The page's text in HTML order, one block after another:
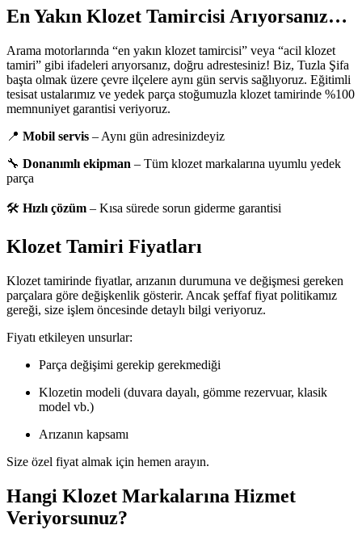
En Yakın Klozet Tamircisi Arıyorsanız…
Arama motorlarında “en yakın klozet tamircisi” veya “acil klozet
tamiri” gibi ifadeleri arıyorsanız, doğru adrestesiniz! Biz, Tuzla Şifa
başta olmak üzere çevre ilçelere aynı gün servis sağlıyoruz. Eğitimli
tesisat ustalarımız ve yedek parça stoğumuzla klozet tamirinde %100
memnuniyet garantisi veriyoruz.
📍 Mobil servis – Aynı gün adresinizdeyiz
🔧 Donanımlı ekipman – Tüm klozet markalarına uyumlu yedek
parça
🛠️ Hızlı çözüm – Kısa sürede sorun giderme garantisi
Klozet Tamiri Fiyatları
Klozet tamirinde fiyatlar, arızanın durumuna ve değişmesi gereken
parçalara göre değişkenlik gösterir. Ancak şeffaf fiyat politikamız
gereği, size işlem öncesinde detaylı bilgi veriyoruz.
Fiyatı etkileyen unsurlar:
Parça değişimi gerekip gerekmediği
Klozetin modeli (duvara dayalı, gömme rezervuar, klasik
model vb.)
Arızanın kapsamı
Size özel fiyat almak için hemen arayın.
Hangi Klozet Markalarına Hizmet
Veriyorsunuz?